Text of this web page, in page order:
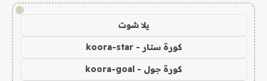
!
يلا شوت
كورة ستار - koora-star
كورة جول - koora-goal